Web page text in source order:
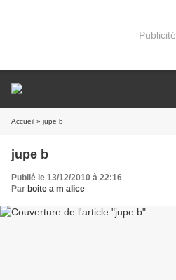
Publicité
Accueil » jupe b
jupe b
Publié le 13/12/2010 à 22:16
Par boite a m alice